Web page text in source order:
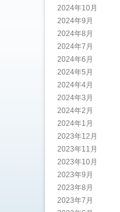
2024年10月
2024年9月
2024年8月
2024年7月
2024年6月
2024年5月
2024年4月
2024年3月
2024年2月
2024年1月
2023年12月
2023年11月
2023年10月
2023年9月
2023年8月
2023年7月